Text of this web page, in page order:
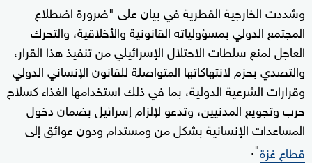
وشددت الخارجية القطرية في بيان على "ضرورة اضطلاع
المجتمع الدولي بمسؤولياته القانونية والأخلاقية، والتحرك
العاجل لمنع سلطات الاحتلال الإسرائيلي من تنفيذ هذا القرار،
والتصدي بحزم لانتهاكاتها المتواصلة للقانون الإنساني الدولي
وقرارات الشرعية الدولية، بما في ذلك استخدامها الغذاء كسلاح
حرب وتجويع المدنيين، وتدعو لإلزام إسرائيل بضمان دخول
المساعدات الإنسانية بشكل من ومستدام ودون عوائق إلى
قطاع غزة".